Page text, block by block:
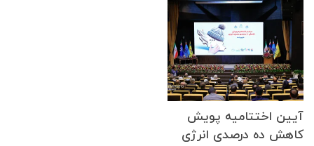
آیین اختتامیه پویش
كاهش ده درصدی انرژی